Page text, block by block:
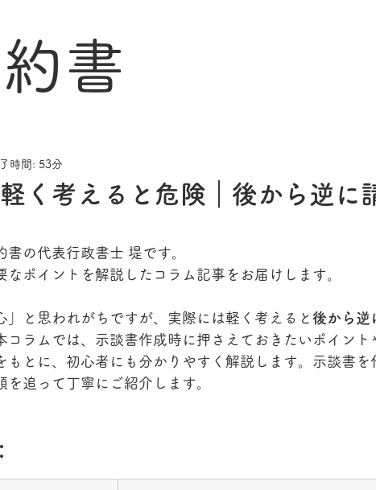
書
く考えると危険｜後から逆に
時間: 53分
の代表行政書士 堤です。
ポイントを解説したコラム記事をお届けします。
」と思われがちですが、実際には軽く考えると 後から逆
コラムでは、示談書作成時に押さえておきたいポイント
もとに、初心者にも分かりやすく解説します。示談書を
追って丁寧にご紹介します。